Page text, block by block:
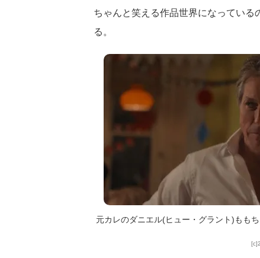
ちゃんと笑える作品世界になってい
る。
元カレのダニエル(ヒュー・グラント)もも